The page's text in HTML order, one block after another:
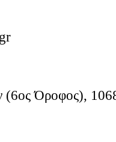
(6ος Όροφος),